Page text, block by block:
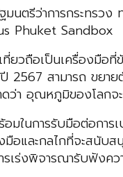
ตรีว่าการกระทรว
Phuket Sandbox
ยวถือเป็นเครื่องมือ
2567 สามารถ ขยา
ว่า อุณหภูมิของโลก
มในการรับมือต่อกา
อและกลไกที่จะสนับ
เร่งพิจารณารับฟังค